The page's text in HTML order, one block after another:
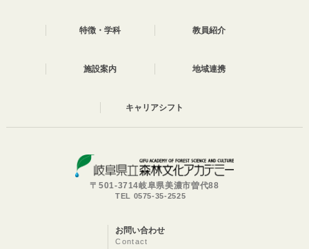
特徴・学科 教員紹介
施設案内 地域連携
キャリアシフト
〒501-3714岐阜県美濃市曽代88
TEL 0575-35-2525
お問い合わせ
Contact